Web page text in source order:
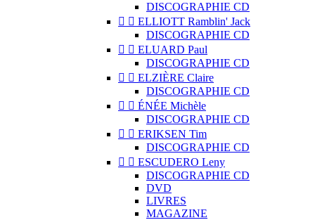
DISCOGRAPHIE CD
  ELLIOTT Ramblin' Jack
DISCOGRAPHIE CD
  ELUARD Paul
DISCOGRAPHIE CD
  ELZIÈRE Claire
DISCOGRAPHIE CD
  ÉNÉE Michèle
DISCOGRAPHIE CD
  ERIKSEN Tim
DISCOGRAPHIE CD
  ESCUDERO Leny
DISCOGRAPHIE CD
DVD
LIVRES
MAGAZINE